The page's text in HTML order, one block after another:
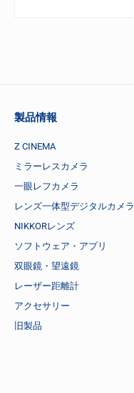
製品情報
Z CINEMA
ミラーレスカメラ
一眼レフカメラ
レンズ一体型デジタルカメラ
NIKKORレンズ
ソフトウェア・アプリ
双眼鏡・望遠鏡
レーザー距離計
アクセサリー
旧製品